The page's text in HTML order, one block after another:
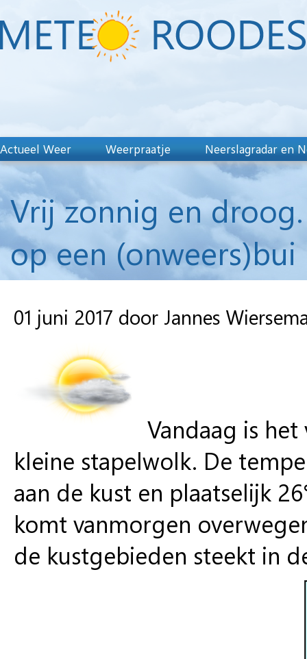
Actueel Weer Weerpraatje Neerslagradar en
Vrij zonnig en
op een (onweers)bui
01 juni 2017 door Jannes
Vandaag is
kleine stapelwolk. De
aan de kust en plaatselijk
komt vanmorgen
de kustgebieden steekt in